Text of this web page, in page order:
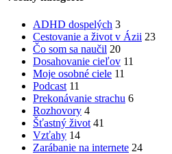
ADHD dospelých 3
Cestovanie a život v Ázii 23
Čo som sa naučil 20
Dosahovanie cieľov 11
Moje osobné ciele 11
Podcast 11
Prekonávanie strachu 6
Rozhovory 4
Šťastný život 41
Vzťahy 14
Zarábanie na internete 24